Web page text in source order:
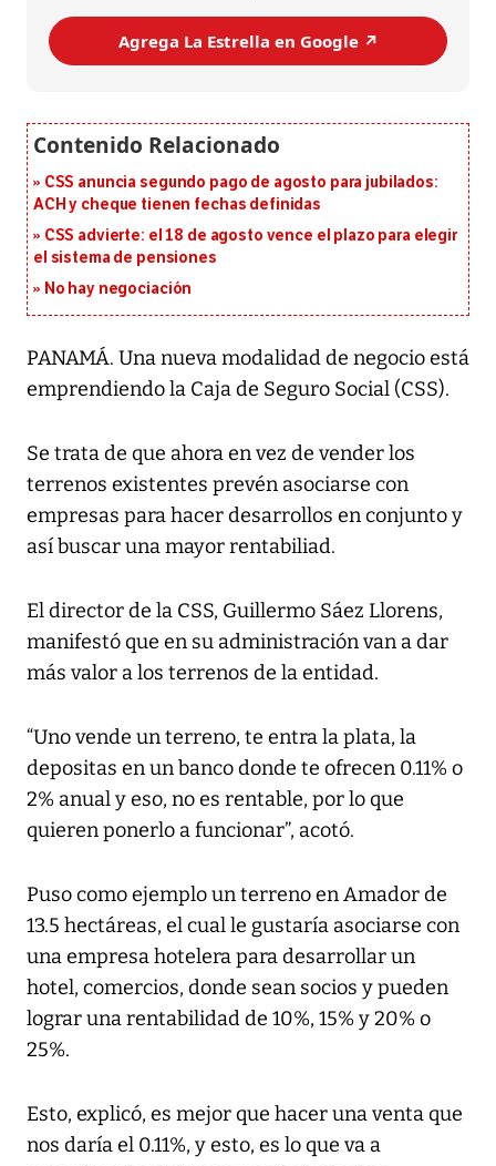
Agrega La Estrella en Google ↗️
CSS anuncia segundo pago de agosto para jubilados:
ACH y cheque tienen fechas definidas
CSS advierte: el 18 de agosto vence el plazo para elegir
el sistema de pensiones
No hay negociación
PANAMÁ. Una nueva modalidad de negocio está
emprendiendo la Caja de Seguro Social (CSS).
Se trata de que ahora en vez de vender los
terrenos existentes prevén asociarse con
empresas para hacer desarrollos en conjunto y
así buscar una mayor rentabiliad.
El director de la CSS, Guillermo Sáez Llorens,
manifestó que en su administración van a dar
más valor a los terrenos de la entidad.
“Uno vende un terreno, te entra la plata, la
depositas en un banco donde te ofrecen 0.11% o
2% anual y eso, no es rentable, por lo que
quieren ponerlo a funcionar”, acotó.
Puso como ejemplo un terreno en Amador de
13.5 hectáreas, el cual le gustaría asociarse con
una empresa hotelera para desarrollar un
hotel, comercios, donde sean socios y pueden
lograr una rentabilidad de 10%, 15% y 20% o
25%.
Esto, explicó, es mejor que hacer una venta que
nos daría el 0.11%, y esto, es lo que va a